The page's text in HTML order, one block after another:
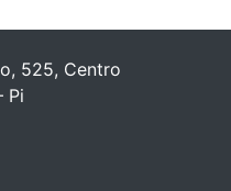
525, Centro
Pi